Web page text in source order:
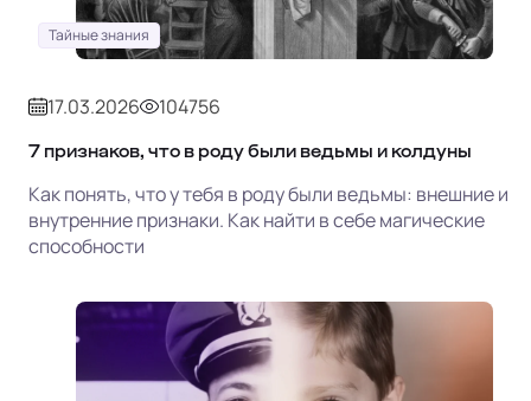
Тайные знания
17.03.2026 104756
7 признаков, что в роду были ведьмы и колдуны
Как понять, что у тебя в роду были ведьмы: внешние и
внутренние признаки. Как найти в себе магические
способности